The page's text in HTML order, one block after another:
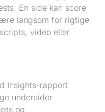
En side kan score
langsom for rigtige
video eller
Insights-rapport
undersider
og